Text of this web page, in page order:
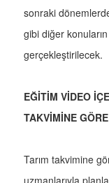
sonraki
gibi diğer
gerçekleştirilecek.
EĞİTİM VİDEO
TAKVİMİNE
Tarım takvimine